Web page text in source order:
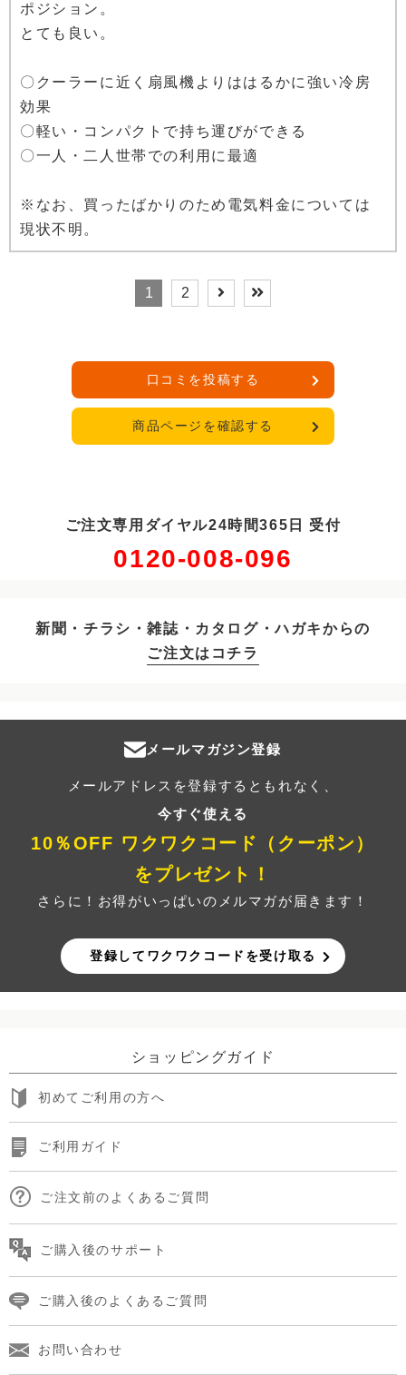
ポジション。
とても良い。
〇クーラーに近く扇風機よりははるかに強い冷房
効果
〇軽い・コンパクトで持ち運びができる
〇一人・二人世帯での利用に最適
※なお、買ったばかりのため電気料金については
現状不明。
1 2
口コミを投稿する
商品ページを確認する
ご注文専用ダイヤル24時間365日 受付
0120-008-096
新聞・チラシ・雑誌・カタログ・ハガキからの
ご注文はコチラ
メールマガジン登録
メールアドレスを登録するともれなく、
今すぐ使える
10％OFF ワクワクコード（クーポン）
をプレゼント！
さらに！お得がいっぱいのメルマガが届きます！
登録してワクワクコードを受け取る
ショッピングガイド
初めてご利用の方へ
ご利用ガイド
ご注文前のよくあるご質問
ご購入後のサポート
ご購入後のよくあるご質問
お問い合わせ